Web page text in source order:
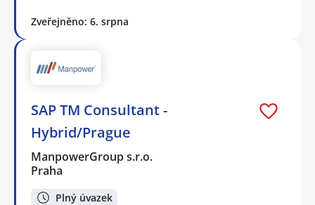
Zveřejněno: 6. srpna
SAP TM Consultant -
Hybrid/Prague
ManpowerGroup s.r.o.
Praha
Plný úvazek